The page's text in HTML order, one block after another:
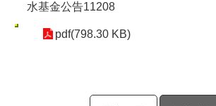
水基金公告11208
pdf(798.30 KB)